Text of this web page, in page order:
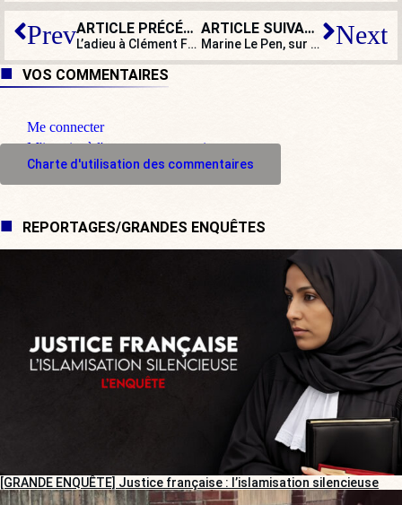
Prev ARTICLE PRÉCÉDENT
L’adieu à Clément Frison-Roche : « une immense fierté et une immense douleur »
ARTICLE SUIVANT
Marine Le Pen, sur la grève du 5 décembre : « Celui qui prend les Français en otage, c’est le gouvernement ! » Next
VOS COMMENTAIRES
Me connecter
M'inscrire à l'espace commentaire
Charte d'utilisation des commentaires
REPORTAGES/GRANDES ENQUÊTES
[GRANDE ENQUÊTE] Justice française : l’islamisation silencieuse